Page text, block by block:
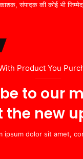
संपादक की कोई भी
Product You
to our
the new
ipsum dolor sit amet,